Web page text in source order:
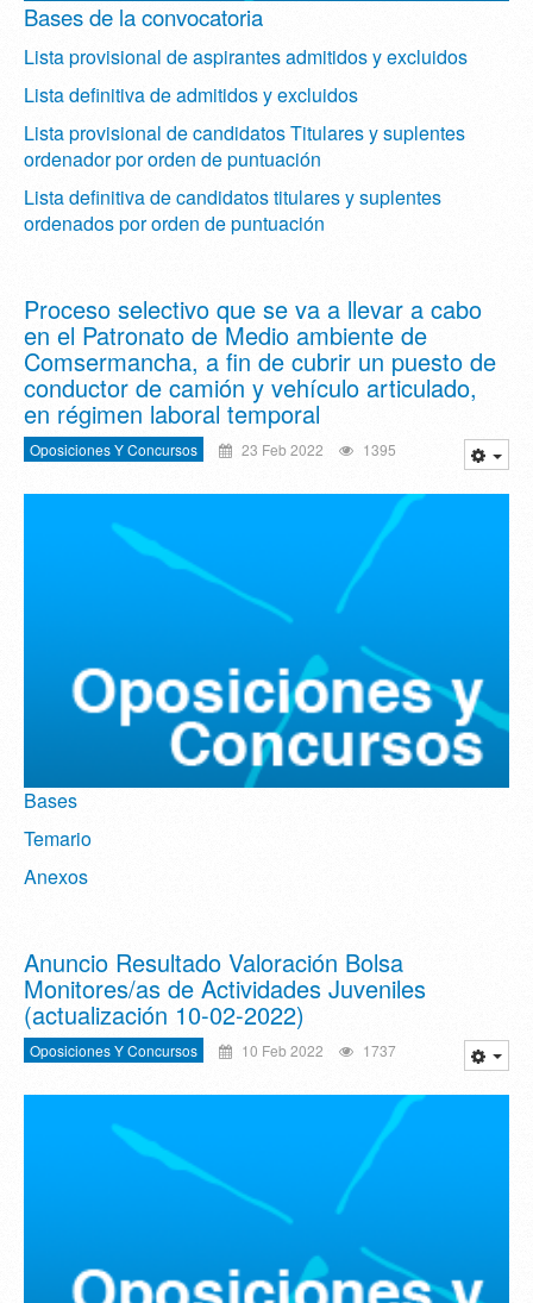
Bases de la convocatoria
Lista provisional de aspirantes admitidos y excluidos
Lista definitiva de admitidos y excluidos
Lista provisional de candidatos Titulares y suplentes
ordenador por orden de puntuación
Lista definitiva de candidatos titulares y suplentes
ordenados por orden de puntuación
Proceso selectivo que se va a llevar a cabo
en el Patronato de Medio ambiente de
Comsermancha, a fin de cubrir un puesto de
conductor de camión y vehículo articulado,
en régimen laboral temporal
Oposiciones Y Concursos 23 Feb 2022 1395
Bases
Temario
Anexos
Anuncio Resultado Valoración Bolsa
Monitores/as de Actividades Juveniles
(actualización 10-02-2022)
Oposiciones Y Concursos 10 Feb 2022 1737